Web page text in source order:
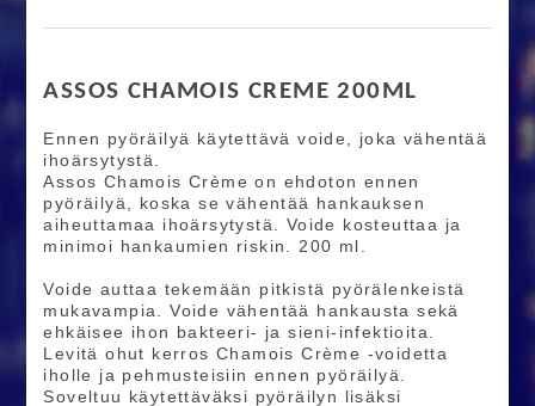
ASSOS CHAMOIS CREME 200ML
Ennen pyöräilyä käytettävä voide, joka vähentää
ihoärsytystä.
Assos Chamois Crème on ehdoton ennen
pyöräilyä, koska se vähentää hankauksen
aiheuttamaa ihoärsytystä. Voide kosteuttaa ja
minimoi hankaumien riskin. 200 ml.
Voide auttaa tekemään pitkistä pyörälenkeistä
mukavampia. Voide vähentää hankausta sekä
ehkäisee ihon bakteeri- ja sieni-infektioita.
Levitä ohut kerros Chamois Crème -voidetta
iholle ja pehmusteisiin ennen pyöräilyä.
Soveltuu käytettäväksi pyöräilyn lisäksi